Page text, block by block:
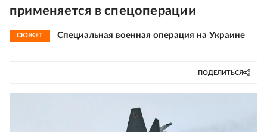
применяется в спецоперации
СЮЖЕТ Специальная военная операция на Украине
ПОДЕЛИТЬСЯ